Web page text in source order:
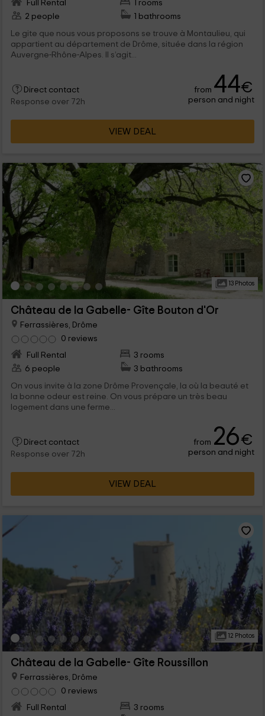
Full Rental
1 rooms
2 people
1 bathrooms
Le gite que nous vous proposons se trouve à Montaulieu, qui
appartient au département de Drôme, située dans la région
Auvergne-Rhône-Alpes. Il s’agit...
Direct contact
Response over 72h
from 44€
person and night
VIEW DEAL
13 Photos
Château de la Gabelle- Gîte Bouton d'Or
Ferrassières, Drôme
0 reviews
Full Rental
3 rooms
6 people
3 bathrooms
On vous invite à la zone Drôme Provençale, la où la beauté et
la bonne odeur est reine. On vous prépare un très beau
logement dans une ferme...
Direct contact
Response over 72h
from 26€
person and night
VIEW DEAL
12 Photos
Château de la Gabelle- Gîte Roussillon
Ferrassières, Drôme
0 reviews
Full Rental
3 rooms